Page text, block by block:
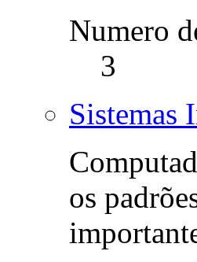
Numero
3
Sistemas
os